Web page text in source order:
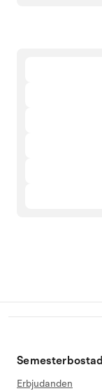
Semesterbostad
Erbjudanden